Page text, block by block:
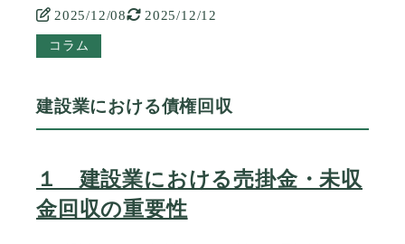
2025/12/08 2025/12/12
コラム
建設業における債権回収
１ 建設業における売掛金・未収
金回収の重要性